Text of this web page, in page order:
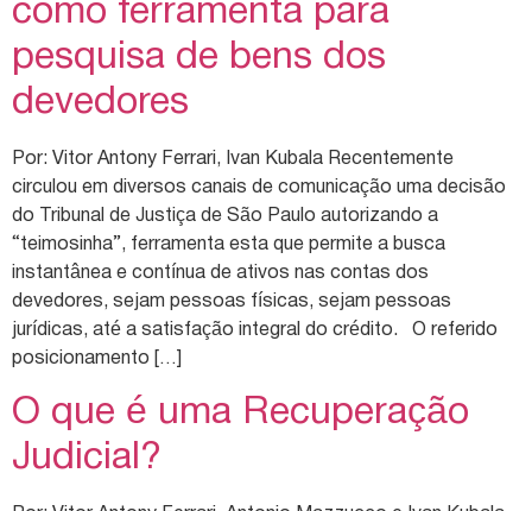
como ferramenta para
pesquisa de bens dos
devedores
Por: Vitor Antony Ferrari, Ivan Kubala Recentemente
circulou em diversos canais de comunicação uma decisão
do Tribunal de Justiça de São Paulo autorizando a
“teimosinha”, ferramenta esta que permite a busca
instantânea e contínua de ativos nas contas dos
devedores, sejam pessoas físicas, sejam pessoas
jurídicas, até a satisfação integral do crédito. O referido
posicionamento […]
O que é uma Recuperação
Judicial?